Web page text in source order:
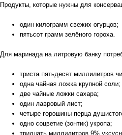
Продукты, которые нужны для
один килограмм свежих огурцов;
пятьсот грамм зелёного гороха.
Для маринада на литровую банку
триста пятьдесят миллилитров
одна чайная ложка крупной соли;
две чайные ложки сахара;
один лавровый лист;
четыре горошины перца
одно соцветие (зонтик) укропа;
тридцать миллилитров 9%